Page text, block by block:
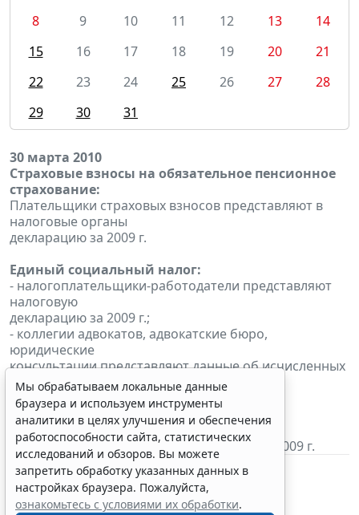
8
9 10 11 12 13
14
15
16 17 18 19 20
21
22
23 24 25 26 27
28
29
30 31
30 марта 2010
Страховые взносы на обязательное пенсионное
страхование:
Плательщики страховых взносов представляют в
налоговые органы
декларацию за 2009 г.
Единый социальный налог:
- налогоплательщики-работодатели представляют
налоговую
декларацию за 2009 г.;
- коллегии адвокатов, адвокатские бюро,
юридические
консультации представляют данные об исчисленных
суммах налога
с доходов адвокатов за 2009 г.
Налог на имущество организаций:
Представление налоговой декларации за 2009 г.
Мы обрабатываем локальные данные
браузера и используем инструменты
аналитики в целях улучшения и обеспечения
работоспособности сайта, статистических
исследований и обзоров. Вы можете
запретить обработку указанных данных в
настройках браузера. Пожалуйста,
ознакомьтесь с условиями их обработки.